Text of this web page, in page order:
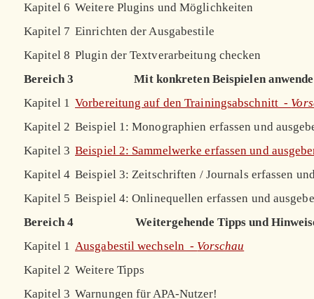
Kapitel 6 Weitere Plugins und Möglichkeiten
Kapitel 7 Einrichten der Ausgabestile
Kapitel 8 Plugin der Textverarbeitung checken
Bereich 3
Mit konkreten Beispielen
Kapitel 1 Vorbereitung auf den Trainingsabschnitt -
Kapitel 2 Beispiel 1: Monographien erfassen und
Kapitel 3 Beispiel 2: Sammelwerke erfassen und
Kapitel 4 Beispiel 3: Zeitschriften / Journals erfassen
Kapitel 5 Beispiel 4: Onlinequellen erfassen und
Bereich 4
Weitergehende Tipps und
Kapitel 1 Ausgabestil wechseln - Vorschau
Kapitel 2 Weitere Tipps
Kapitel 3 Warnungen für APA-Nutzer!